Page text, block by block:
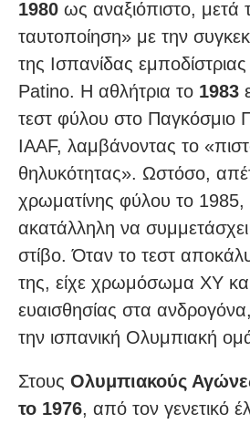
1980 ως αναξιόπιστο, μετά
ταυτοποίηση» με την
της Ισπανίδας
Patino. Η αθλήτρια το 1983
τεστ φύλου στο Παγκόσμιο
IAAF, λαμβάνοντας το
θηλυκότητας». Ωστόσο,
χρωματίνης φύλου το 1985,
ακατάλληλη να συμμετάσχει
στίβο. Όταν το τεστ
της, είχε χρωμόσωμα XY
ευαισθησίας στα
την ισπανική Ολυμπιακή
Στους Ολυμπιακούς
το 1976, από τον γενετικό